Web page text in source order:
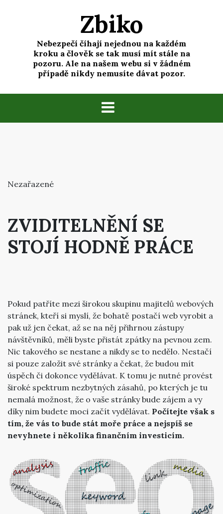
Zbiko
Nebezpečí číhají nejednou na každém
kroku a člověk se tak musí mít stále na
pozoru. Ale na našem webu si v žádném
případě nikdy nemusíte dávat pozor.
Nezařazené
ZVIDITELNĚNÍ SE
STOJÍ HODNĚ PRÁCE
Pokud patříte mezi širokou skupinu majitelů webových
stránek, kteří si myslí, že bohatě postačí web vyrobit a
pak už jen čekat, až se na něj přihrnou zástupy
návštěvníků, měli byste přistát zpátky na pevnou zem.
Nic takového se nestane a nikdy se to nedělo. Nestačí
si pouze založit své stránky a čekat, že budou mít
úspěch či dokonce vydělávat. K tomu je nutné provést
široké spektrum nezbytných zásahů, po kterých je tu
nemalá možnost, že o vaše stránky bude zájem a vy
díky nim budete moci začít vydělávat. Počítejte však s
tím, že vás to bude stát moře práce a nejspíš se
nevyhnete i několika finančním investicím.